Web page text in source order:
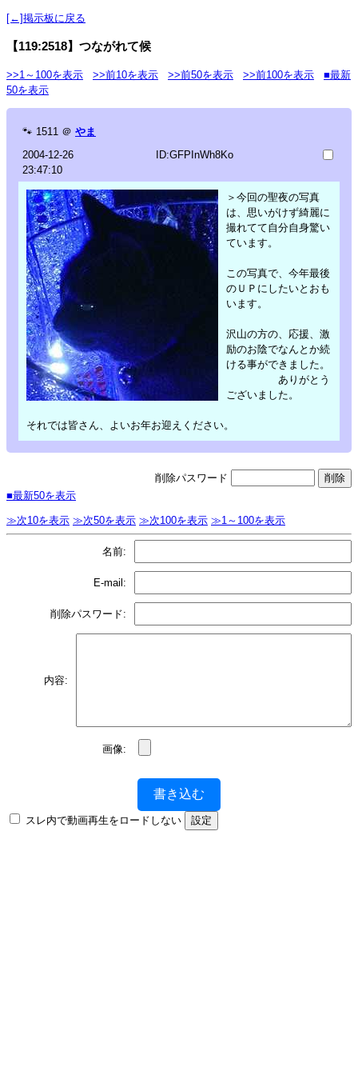
[←]掲示板に戻る
【119:2518】つながれて候
>>1～100を表示 >>前10を表示 >>前50を表示 >>前100を表示
■最新
50を表示
🐾 1511 ＠ やま
2004-12-26
23:47:10
ID:GFPInWh8Ko
＞今回の聖夜の写真
は、思いがけず綺麗に
撮れてて自分自身驚い
ています。
この写真で、今年最後
のＵＰにしたいとおも
います。
沢山の方の、応援、激
励のお陰でなんとか続
ける事ができました。
ありがとう
ございました。
それでは皆さん、よいお年お迎えください。
削除パスワード
■最新50を表示
≫次10を表示 ≫次50を表示 ≫次100を表示 ≫1～100を表示
名前:
E-mail:
削除パスワード:
内容:
画像:
書き込む
スレ内で動画再生をロードしない